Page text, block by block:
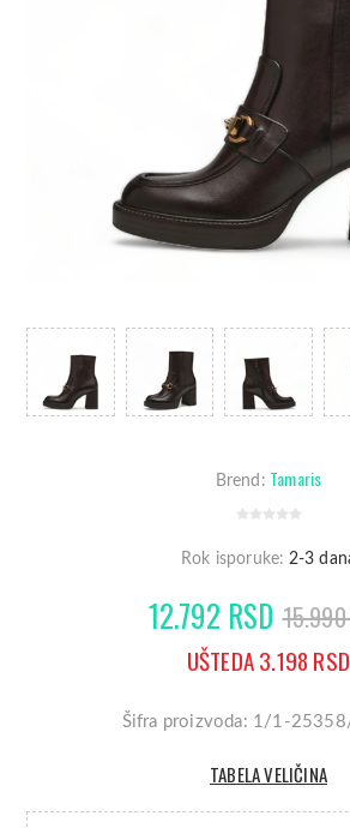
Brend: Tamaris
Rok isporuke: 2-3
12.792 RSD 15.990
UŠTEDA 3.198 RSD
Šifra proizvoda: 1/1-
TABELA VELIČINA